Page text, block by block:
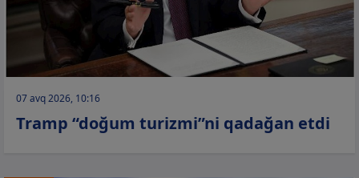
07 avq 2026, 10:16
Tramp “doğum turizmi”ni qadağan etdi